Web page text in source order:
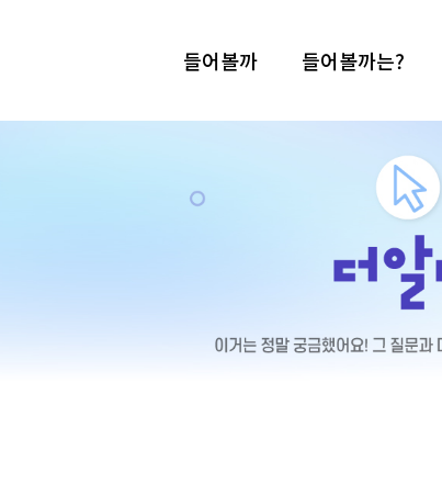
들어볼까 들어볼까는?